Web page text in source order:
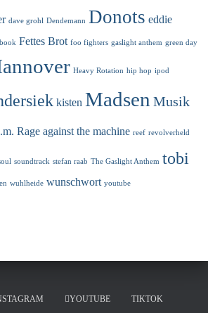
dave grohl Dendemann Donots eddie
Fettes Brot foo fighters gaslight anthem green day
Heavy Rotation hip hop ipod
kisten Madsen Musik
Rage against the machine reef revolverheld
soundtrack stefan raab The Gaslight Anthem tobi
wuhlheide wunschwort youtube
YOUTUBE TIKTOK